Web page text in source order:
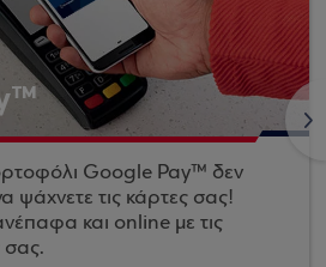
Google Pay™ δεν
ψάχνετε τις κάρτες σας!
και online με τις
>